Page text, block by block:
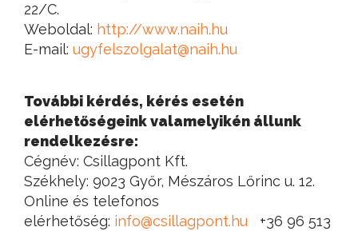
22/C.
Weboldal: http://www.naih.hu
E-mail: ugyfelszolgalat@naih.hu
További kérdés, kérés esetén
elérhetőségeink valamelyikén állunk
rendelkezésre:
Cégnév: Csillagpont Kft.
Székhely: 9023 Győr, Mészáros Lőrinc u. 12.
Online és telefonos
elérhetőség: info@csillagpont.hu +36 96 513